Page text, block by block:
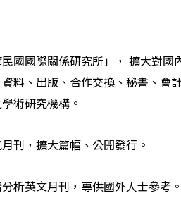
國國際關係研究所」， 擴大對
料、出版、合作交換、秘書、
術研究機構。
刊，擴大篇幅、公開發行。
析英文月刊，專供國外人士參